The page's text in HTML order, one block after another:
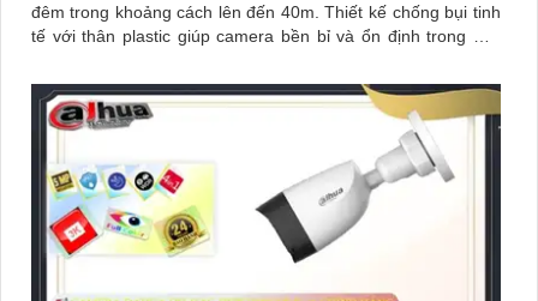
đêm trong khoảng cách lên đến 40m. Thiết kế chống bụi tinh
tế với thân plastic giúp camera bền bỉ và ổn định trong mọi